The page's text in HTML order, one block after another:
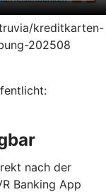
kreditkarten-
202508
nach der
Banking App